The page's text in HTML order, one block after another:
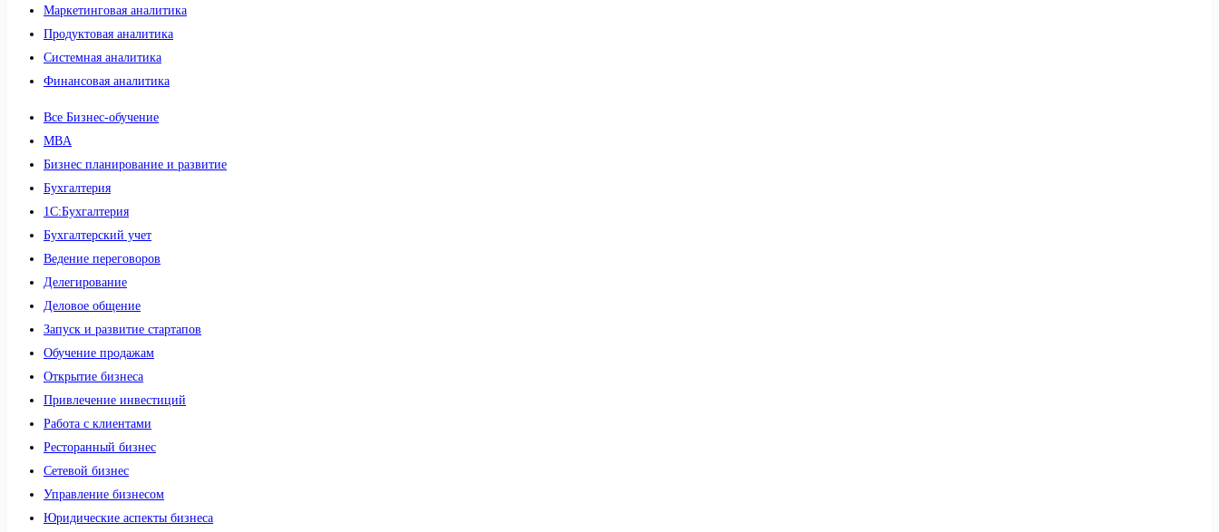
Маркетинговая аналитика
Продуктовая аналитика
Системная аналитика
Финансовая аналитика
Все Бизнес-обучение
MBA
Бизнес планирование и развитие
Бухгалтерия
1C:Бухгалтерия
Бухгалтерский учет
Ведение переговоров
Делегирование
Деловое общение
Запуск и развитие стартапов
Обучение продажам
Открытие бизнеса
Привлечение инвестиций
Работа с клиентами
Ресторанный бизнес
Сетевой бизнес
Управление бизнесом
Юридические аспекты бизнеса